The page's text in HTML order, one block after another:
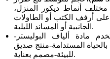
أنماط ديكور المنزل،
أرفف الكتب أو الطاولات
الجانبية أو المساند الليلية.
مادة ألياف البوليستر-
بالحياة المستدامة-منتج صديق
للبيئة-مصمم بعناية.